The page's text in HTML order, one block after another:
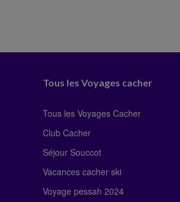
Tous les Voyages cacher
Tous les Voyages Cacher
Club Cacher
Séjour Souccot
Vacances cacher ski
Voyage pessah 2024